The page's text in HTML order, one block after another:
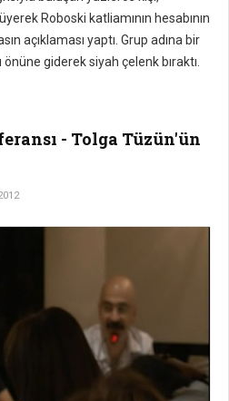
Roboski katliamının hesabının
açıklaması yaptı. Grup adına bir
giderek siyah çelenk bıraktı.
- Tolga Tüzün'ün